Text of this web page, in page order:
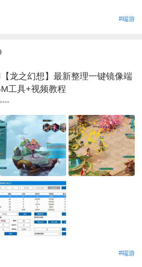
#端游
龙之幻想】最新整理一键镜像端
工具+视频教程
#端游